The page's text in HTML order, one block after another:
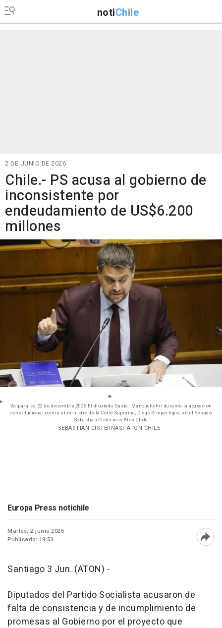
notiChile
2 DE JUNIO DE 2026
Chile.- PS acusa al gobierno de
inconsistente por
endeudamiento de US$6.200
millones
Valparaiso, 22 de diciembre 2025 El diputado Daniel Manouchehri durante la acusacion
constitucional contra el ministro de la Corte Suprema, Diego Simpertigue, en el Senado
Sebastian Cisternas/Aton Chile
- SEBASTIAN CISTERNAS/ ATON CHILE
Europa Press notichile
Martes, 2 junio 2026
Publicado: 19:53
Santiago 3 Jun. (ATON) -
Diputados del Partido Socialista acusaron de
falta de consistencia y de incumplimiento de
promesas al Gobierno por el proyecto que